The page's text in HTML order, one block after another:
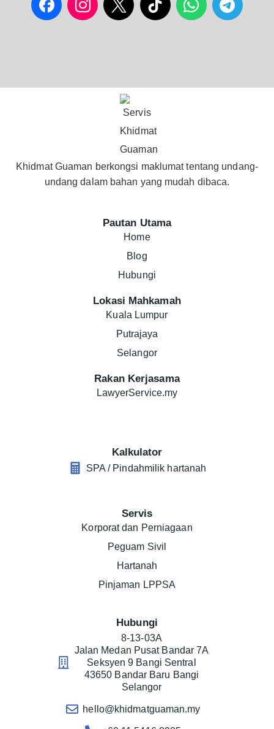
Khidmat Guaman berkongsi maklumat tentang undang-
undang dalam bahan yang mudah dibaca.
Pautan Utama
Home
Blog
Hubungi
Lokasi Mahkamah
Kuala Lumpur
Putrajaya
Selangor
Rakan Kerjasama
LawyerService.my
Kalkulator
SPA / Pindahmilik hartanah
Servis
Korporat dan Perniagaan
Peguam Sivil
Hartanah
Pinjaman LPPSA
Hubungi
8-13-03A
Jalan Medan Pusat Bandar 7A
Seksyen 9 Bangi Sentral
43650 Bandar Baru Bangi
Selangor
hello@khidmatguaman.my